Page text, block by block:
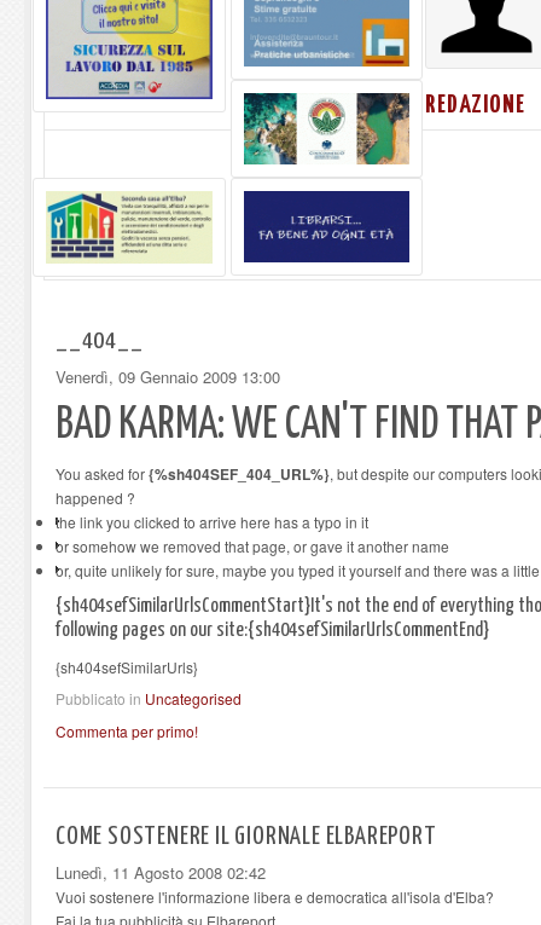
REDAZIONE
__404__
Venerdì, 09 Gennaio 2009 13:00
BAD KARMA: WE CAN'T FIND THAT
You asked for{%sh404SEF_404_URL%}, but despite our computers
happened ?
the link you clicked to arrive here has a typo in it
or somehow we removed that page, or gave it another name
or, quite unlikely for sure, maybe you typed it yourself and there was a
{sh404sefSimilarUrlsCommentStart}It's not the end of everything
following pages on our site:{sh404sefSimilarUrlsCommentEnd}
{sh404sefSimilarUrls}
Pubblicato in Uncategorised
Commenta per primo!
COME SOSTENERE IL GIORNALE ELBAREPORT
Lunedì, 11 Agosto 2008 02:42
Vuoi sostenere l'informazione libera e democratica all'isola d'Elba?
Fai la tua pubblicità su Elbareport.